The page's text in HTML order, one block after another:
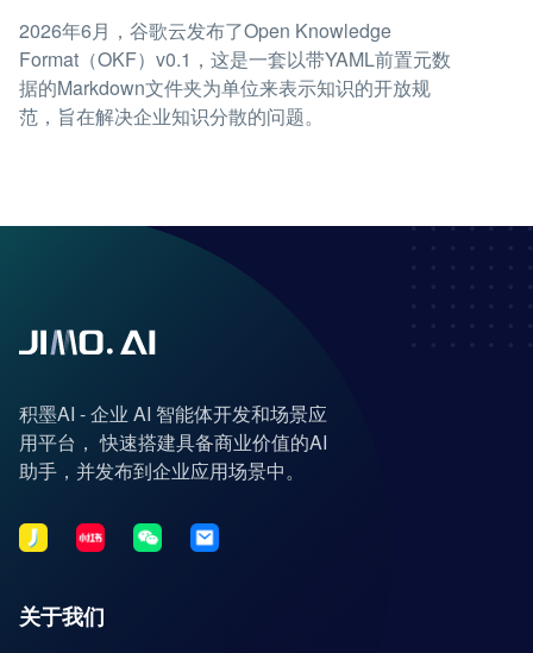
2026年6月，谷歌云发布了Open Knowledge
Format（OKF）v0.1，这是一套以带YAML前置元数
据的Markdown文件夹为单位来表示知识的开放规
范，旨在解决企业知识分散的问题。
积墨AI - 企业 AI 智能体开发和场景应
用平台， 快速搭建具备商业价值的AI
助手，并发布到企业应用场景中。
关于我们